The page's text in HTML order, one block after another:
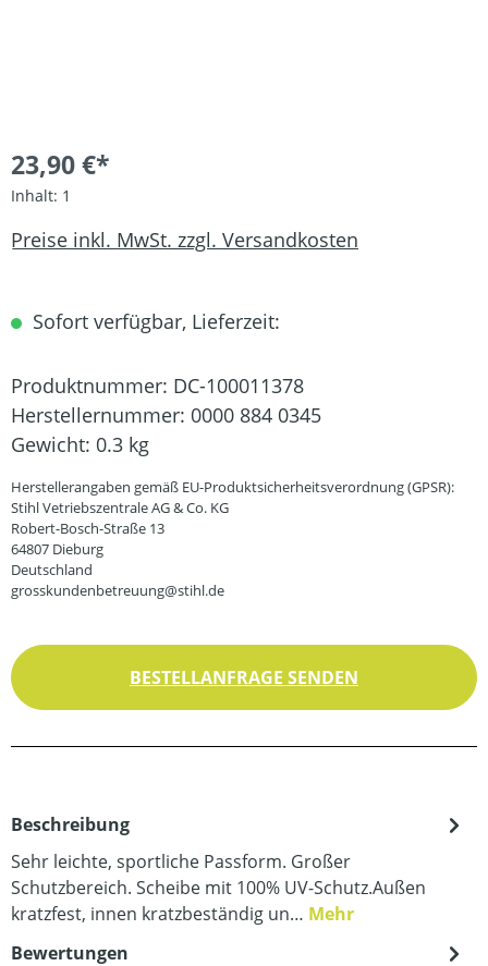
23,90 €*
Inhalt: 1
Preise inkl. MwSt. zzgl. Versandkosten
Sofort verfügbar, Lieferzeit:
Produktnummer: DC-100011378
Herstellernummer: 0000 884 0345
Gewicht: 0.3 kg
Herstellerangaben gemäß EU-Produktsicherheitsverordnung (GPSR):
Stihl Vetriebszentrale AG & Co. KG
Robert-Bosch-Straße 13
64807 Dieburg
Deutschland
grosskundenbetreuung@stihl.de
BESTELLANFRAGE SENDEN
Beschreibung
Sehr leichte, sportliche Passform. Großer
Schutzbereich. Scheibe mit 100% UV-Schutz.Außen
kratzfest, innen kratzbeständig un… Mehr
Bewertungen